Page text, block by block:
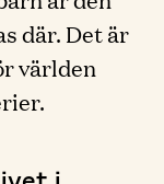
där. Det är
världen